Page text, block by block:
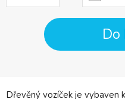
Dřevěný vozíček je vybaven
Do